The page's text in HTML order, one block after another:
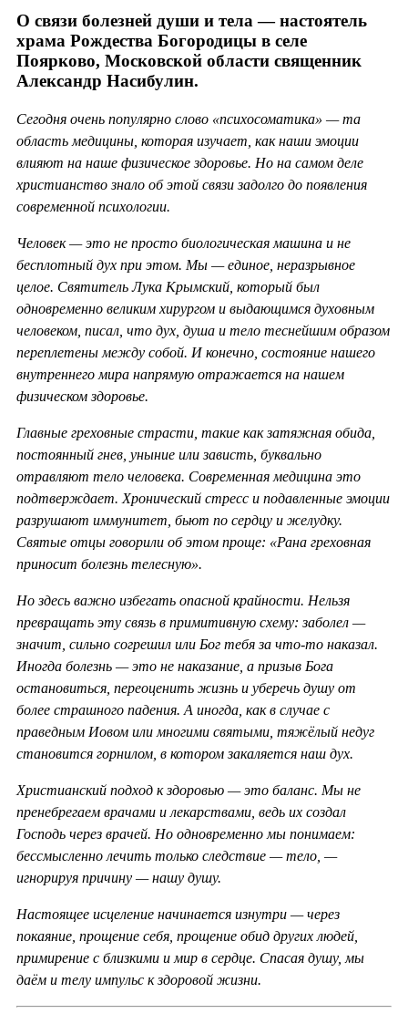
О связи болезней души и тела — настоятель
храма Рождества Богородицы в селе
Поярково, Московской области священник
Александр Насибулин.
Сегодня очень популярно слово «психосоматика» — та
область медицины, которая изучает, как наши эмоции
влияют на наше физическое здоровье. Но на самом деле
христианство знало об этой связи задолго до появления
современной психологии.
Человек — это не просто биологическая машина и не
бесплотный дух при этом. Мы — единое, неразрывное
целое. Святитель Лука Крымский, который был
одновременно великим хирургом и выдающимся духовным
человеком, писал, что дух, душа и тело теснейшим образом
переплетены между собой. И конечно, состояние нашего
внутреннего мира напрямую отражается на нашем
физическом здоровье.
Главные греховные страсти, такие как затяжная обида,
постоянный гнев, уныние или зависть, буквально
отравляют тело человека. Современная медицина это
подтверждает. Хронический стресс и подавленные эмоции
разрушают иммунитет, бьют по сердцу и желудку.
Святые отцы говорили об этом проще: «Рана греховная
приносит болезнь телесную».
Но здесь важно избегать опасной крайности. Нельзя
превращать эту связь в примитивную схему: заболел —
значит, сильно согрешил или Бог тебя за что-то наказал.
Иногда болезнь — это не наказание, а призыв Бога
остановиться, переоценить жизнь и уберечь душу от
более страшного падения. А иногда, как в случае с
праведным Иовом или многими святыми, тяжёлый недуг
становится горнилом, в котором закаляется наш дух.
Христианский подход к здоровью — это баланс. Мы не
пренебрегаем врачами и лекарствами, ведь их создал
Господь через врачей. Но одновременно мы понимаем:
бессмысленно лечить только следствие — тело, —
игнорируя причину — нашу душу.
Настоящее исцеление начинается изнутри — через
покаяние, прощение себя, прощение обид других людей,
примирение с близкими и мир в сердце. Спасая душу, мы
даём и телу импульс к здоровой жизни.